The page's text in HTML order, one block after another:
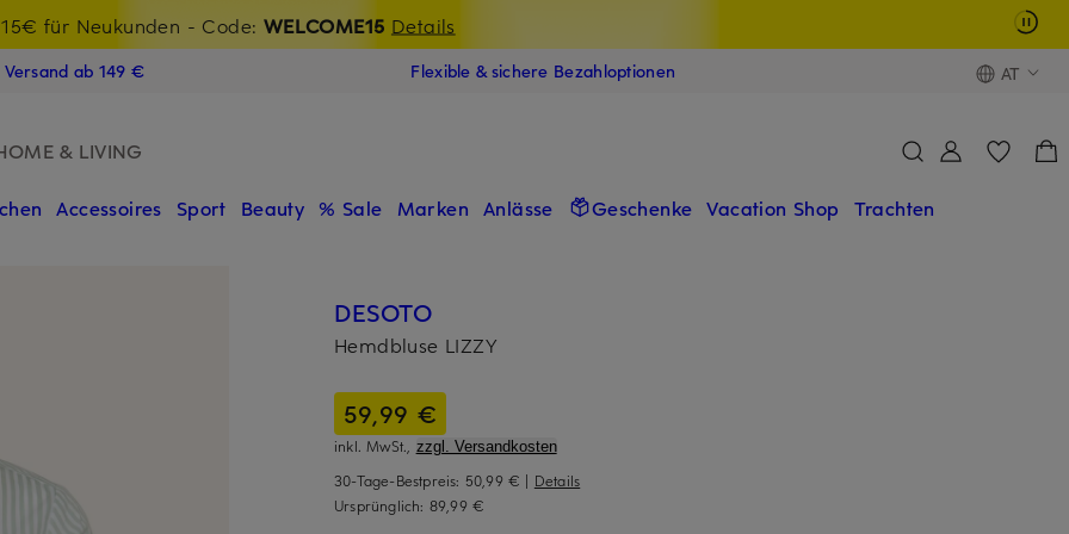
Chance: -15% extra auf Sale LAST15
Willkommensgutschein mit Beyond sichern
15€ für Neukunden - Code: WELCOME15 Details
ab 149 € Flexible & sichere Bezahloptionen AT
& LIVING
Accessoires Sport Beauty % Sale Marken Anlässe Geschenke Vacation Shop Trachten
DESOTO
Hemdbluse LIZZY
59,99 €
inkl. MwSt., zzgl. Versandkosten
30-Tage-Bestpreis: 50,99 € | Details
Ursprünglich: 89,99 €